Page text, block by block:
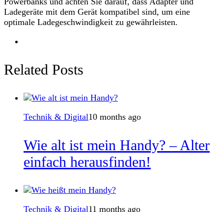
Ladegeräte mit dem Gerät kompatibel sind, um eine
optimale Ladegeschwindigkeit zu gewährleisten.
Related Posts
Technik & Digital10 months ago
Wie alt ist mein Handy? – Alter
einfach herausfinden!
Technik & Digital11 months ago